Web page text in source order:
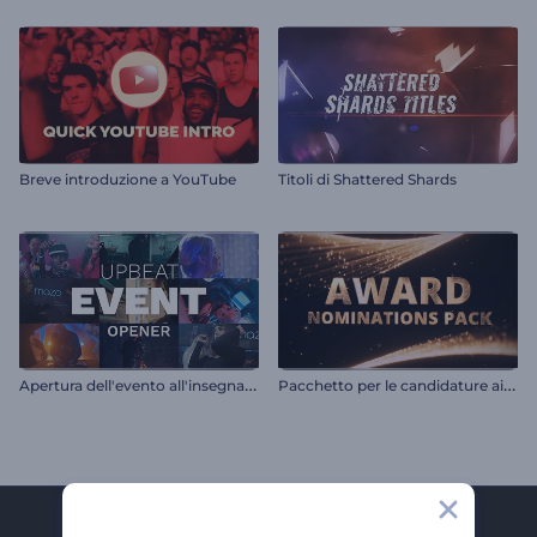
Breve introduzione a YouTube Titoli di Shattered Shards
A
pertura dell'evento all'insegna dell'allegria P
acchetto per le candidature ai premi